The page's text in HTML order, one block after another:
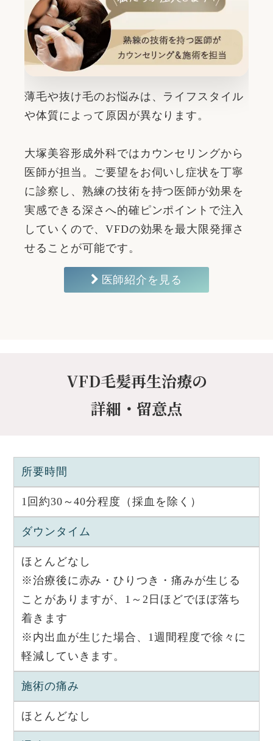
薄毛や抜け毛のお悩みは、ライフスタイル
や体質によって原因が異なります。
大塚美容形成外科ではカウンセリングから
医師が担当。ご要望をお伺いし症状を丁寧
に診察し、熟練の技術を持つ医師が効果を
実感できる深さへ的確ピンポイントで注入
していくので、VFDの効果を最大限発揮さ
せることが可能です。
医師紹介を見る
VFD毛髪再生治療の
詳細・留意点
所要時間
1回約30～40分程度（採血を除く）
ダウンタイム
ほとんどなし
※治療後に赤み・ひりつき・痛みが生じる
ことがありますが、1～2日ほどでほぼ落ち
着きます
※内出血が生じた場合、1週間程度で徐々に
軽減していきます。
施術の痛み
ほとんどなし